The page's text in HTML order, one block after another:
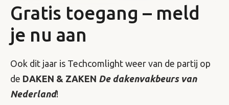
Gratis toegang – meld
je nu aan
Ook dit jaar is Techcomlight weer van de partij op
de DAKEN & ZAKEN De dakenvakbeurs van
Nederland!